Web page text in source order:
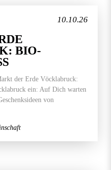
10.10.26
BIO-
der Erde Vöcklabruck:
ein: Auf Dich warten
von